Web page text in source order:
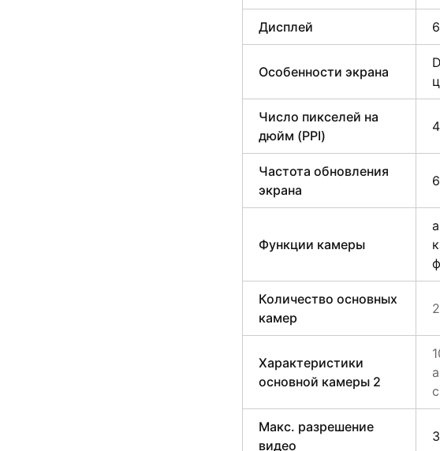
Дисплей
Особенности экрана
Число пикселей на
дюйм (PPI)
Частота обновления
экрана
Функции камеры
Количество основных
камер
2
Характеристики
основной камеры 2
Макс. разрешение
видео